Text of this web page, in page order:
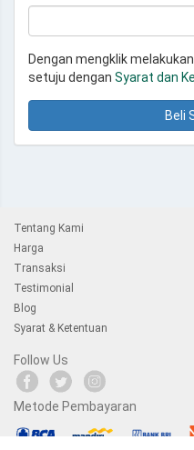
Dengan mengklik
setuju dengan Syarat dan
Beli
Tentang Kami
Harga
Transaksi
Testimonial
Blog
Syarat & Ketentuan
Follow Us
Metode Pembayaran